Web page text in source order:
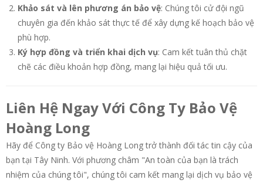
Khảo sát và lên phương án bảo vệ: Chúng tôi cử đội ngũ
chuyên gia đến khảo sát thực tế để xây dựng kế hoạch bảo vệ
phù hợp.
Ký hợp đồng và triển khai dịch vụ: Cam kết tuân thủ chặt
chẽ các điều khoản hợp đồng, mang lại hiệu quả tối ưu.
Liên Hệ Ngay Với Công Ty Bảo Vệ
Hoàng Long
Hãy để Công ty Bảo vệ Hoàng Long trở thành đối tác tin cậy của
bạn tại Tây Ninh. Với phương châm "An toàn của bạn là trách
nhiệm của chúng tôi", chúng tôi cam kết mang lại dịch vụ bảo vệ